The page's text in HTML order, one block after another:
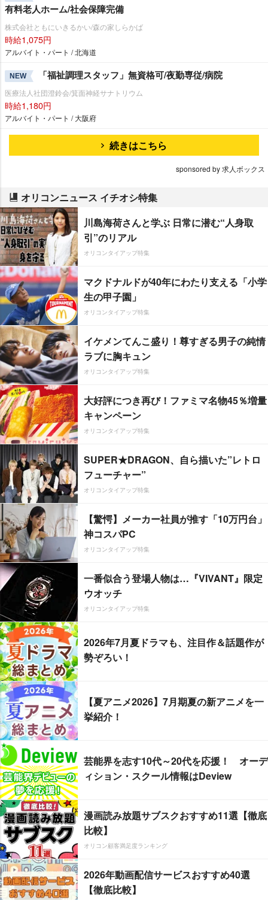
有料老人ホーム/社会保障完備
株式会社ともにいきるかい/森の家しらかば
時給1,075円
アルバイト・パート / 北海道
NEW 「福祉調理スタッフ」無資格可/夜勤専従/病院
医療法人社団澄鈴会/箕面神経サナトリウム
時給1,180円
アルバイト・パート / 大阪府
続きはこちら
sponsored by 求人ボックス
オリコンニュース イチオシ特集
川島海荷さんと学ぶ 日常に潜む“人身取
引”のリアル
オリコンタイアップ特集
マクドナルドが40年にわたり支える「小学
生の甲子園」
オリコンタイアップ特集
イケメンてんこ盛り！尊すぎる男子の純情
ラブに胸キュン
オリコンタイアップ特集
大好評につき再び！ファミマ名物45％増量
キャンペーン
オリコンタイアップ特集
SUPER★DRAGON、自ら描いた”レトロ
フューチャー”
オリコンタイアップ特集
【驚愕】メーカー社員が推す「10万円台」
神コスパPC
オリコンタイアップ特集
一番似合う登場人物は…『VIVANT』限定
ウオッチ
オリコンタイアップ特集
2026年7月夏ドラマも、注目作＆話題作が
勢ぞろい！
【夏アニメ2026】7月期夏の新アニメを一
挙紹介！
芸能界を志す10代～20代を応援！ オーデ
ィション・スクール情報はDeview
漫画読み放題サブスクおすすめ11選【徹底
比較】
オリコン顧客満足度ランキング
2026年動画配信サービスおすすめ40選
【徹底比較】